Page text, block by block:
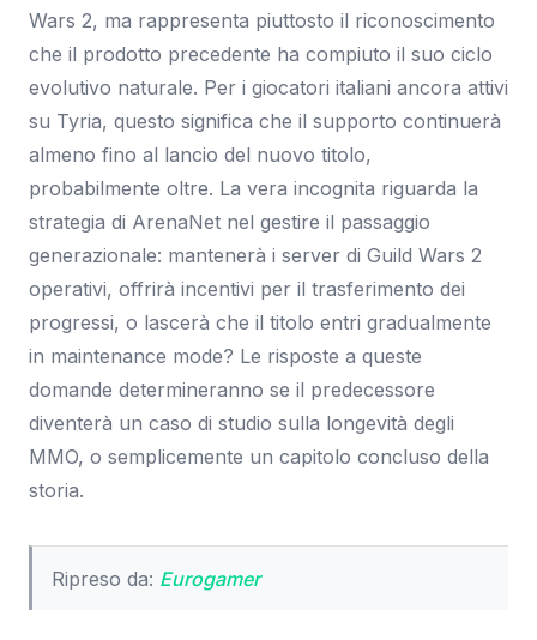
Wars 2, ma rappresenta piuttosto il riconoscimento
che il prodotto precedente ha compiuto il suo ciclo
evolutivo naturale. Per i giocatori italiani ancora attivi
su Tyria, questo significa che il supporto continuerà
almeno fino al lancio del nuovo titolo,
probabilmente oltre. La vera incognita riguarda la
strategia di ArenaNet nel gestire il passaggio
generazionale: mantenerà i server di Guild Wars 2
operativi, offrirà incentivi per il trasferimento dei
progressi, o lascerà che il titolo entri gradualmente
in maintenance mode? Le risposte a queste
domande determineranno se il predecessore
diventerà un caso di studio sulla longevità degli
MMO, o semplicemente un capitolo concluso della
storia.
Ripreso da: Eurogamer